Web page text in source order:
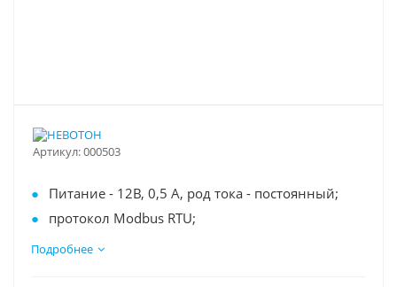
Артикул:000503
Питание - 12В, 0,5 А, род тока - постоянный;
протокол Modbus RTU;
интерфейс - RS485;
Подробнее